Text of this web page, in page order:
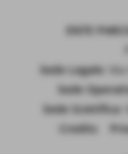
ENTE
Sede Legale:
Sede
Sede Scietifica:
Credits